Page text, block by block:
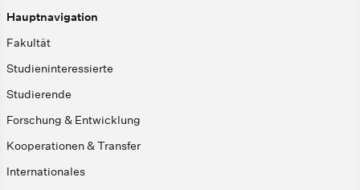
Hauptnavigation
Fakultät
Studieninteressierte
Studierende
Forschung & Entwicklung
Kooperationen & Transfer
Internationales